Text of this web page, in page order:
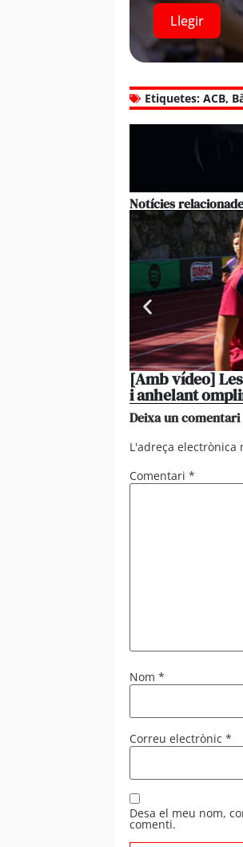
Llegir
Etiquetes: ACB,
Notícies
[Amb vídeo]
i anhelant
Deixa un comentari
L'adreça electrònica
Comentari *
Nom *
Correu electrònic *
Desa el meu nom,
comenti.